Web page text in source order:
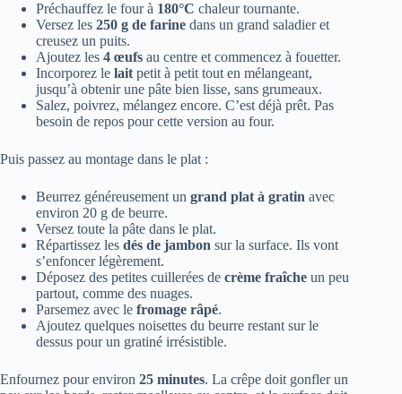
Préchauffez le four à 180°C chaleur tournante.
Versez les 250 g de farine dans un grand saladier et
creusez un puits.
Ajoutez les 4 œufs au centre et commencez à fouetter.
Incorporez le lait petit à petit tout en mélangeant,
jusqu’à obtenir une pâte bien lisse, sans grumeaux.
Salez, poivrez, mélangez encore. C’est déjà prêt. Pas
besoin de repos pour cette version au four.
Puis passez au montage dans le plat :
Beurrez généreusement un grand plat à gratin avec
environ 20 g de beurre.
Versez toute la pâte dans le plat.
Répartissez les dés de jambon sur la surface. Ils vont
s’enfoncer légèrement.
Déposez des petites cuillerées de crème fraîche un peu
partout, comme des nuages.
Parsemez avec le fromage râpé.
Ajoutez quelques noisettes du beurre restant sur le
dessus pour un gratiné irrésistible.
Enfournez pour environ 25 minutes. La crêpe doit gonfler un